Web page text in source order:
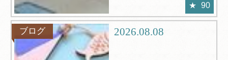
90
ブログ 2026.08.08